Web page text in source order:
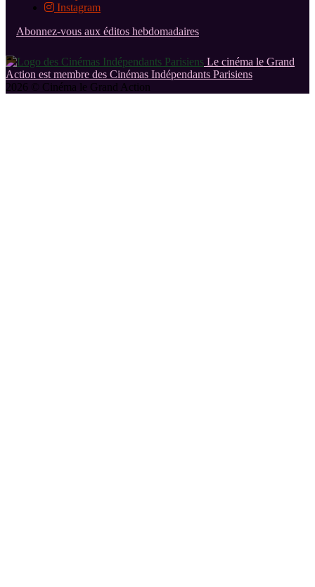
Instagram
Abonnez-vous aux éditos hebdomadaires
Le cinéma le Grand
Action est membre des Cinémas Indépendants Parisiens
2026 © Cinéma le Grand Action